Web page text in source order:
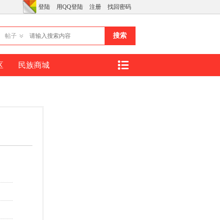
登陆 用QQ登陆 注册 找回密码
帖子 搜索
民族商城